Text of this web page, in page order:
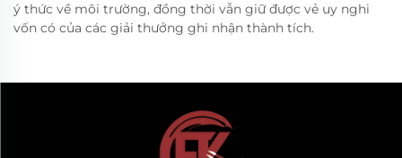
ý thức về môi trường, đồng thời vẫn giữ được vẻ uy nghi
vốn có của các giải thưởng ghi nhận thành tích.